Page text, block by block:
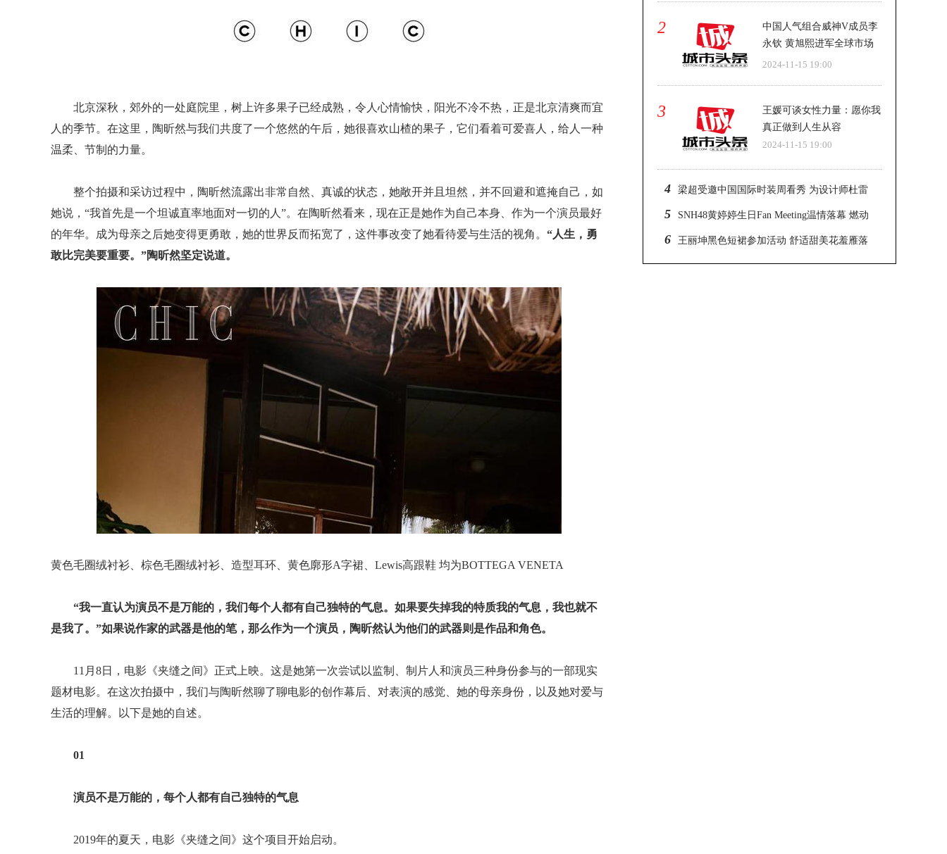
北京深秋，郊外的一处庭院里，树上许多果子已经成熟，令人心情愉快，阳光不冷不热，正是北京清爽而宜
人的季节。在这里，陶昕然与我们共度了一个悠然的午后，她很喜欢山楂的果子，它们看着可爱喜人，给人一种
温柔、节制的力量。
整个拍摄和采访过程中，陶昕然流露出非常自然、真诚的状态，她敞开并且坦然，并不回避和遮掩自己，如
她说，“我首先是一个坦诚直率地面对一切的人”。在陶昕然看来，现在正是她作为自己本身、作为一个演员最好
的年华。成为母亲之后她变得更勇敢，她的世界反而拓宽了，这件事改变了她看待爱与生活的视角。 “人生，勇
敢比完美要重要。”陶昕然坚定说道。
黄色毛圈绒衬衫、棕色毛圈绒衬衫、造型耳环、黄色廓形A字裙、Lewis高跟鞋 均为BOTTEGA VENETA
“我一直认为演员不是万能的，我们每个人都有自己独特的气息。如果要失掉我的特质我的气息，我也就不
是我了。”如果说作家的武器是他的笔，那么作为一个演员，陶昕然认为他们的武器则是作品和角色。
11月8日，电影《夹缝之间》正式上映。这是她第一次尝试以监制、制片人和演员三种身份参与的一部现实
题材电影。在这次拍摄中，我们与陶昕然聊了聊电影的创作幕后、对表演的感觉、她的母亲身份，以及她对爱与
生活的理解。以下是她的自述。
01
演员不是万能的，每个人都有自己独特的气息
2019年的夏天，电影《夹缝之间》这个项目开始启动。
2
中国人气组合威神V成员李
永钦 黄旭熙进军全球市场
2024-11-15 19:00
3
王媛可谈女性力量：愿你我
真正做到人生从容
2024-11-15 19:00
4 梁超受邀中国国际时装周看秀 为设计师杜雷
杨站台
5 SNH48黄婷婷生日Fan Meeting温情落幕 燃动
青春光火
6 王丽坤黑色短裙参加活动 舒适甜美花羞雁落